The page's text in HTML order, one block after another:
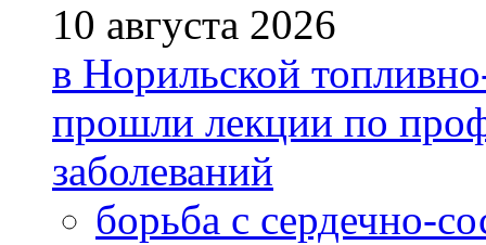
10 августа 2026
в Норильской
прошли лекции по
заболеваний
борьба с сердечно-